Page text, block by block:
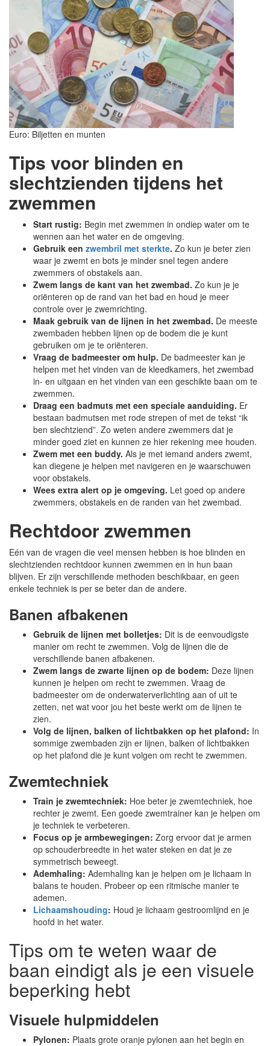
Euro: Biljetten en munten
Tips voor blinden en
slechtzienden tijdens het
zwemmen
Start rustig: Begin met zwemmen in ondiep water om te
wennen aan het water en de omgeving.
Gebruik een zwembril met sterkte. Zo kun je beter zien
waar je zwemt en bots je minder snel tegen andere
zwemmers of obstakels aan.
Zwem langs de kant van het zwembad. Zo kun je je
oriënteren op de rand van het bad en houd je meer
controle over je zwemrichting.
Maak gebruik van de lijnen in het zwembad. De meeste
zwembaden hebben lijnen op de bodem die je kunt
gebruiken om je te oriënteren.
Vraag de badmeester om hulp. De badmeester kan je
helpen met het vinden van de kleedkamers, het zwembad
in- en uitgaan en het vinden van een geschikte baan om te
zwemmen.
Draag een badmuts met een speciale aanduiding. Er
bestaan badmutsen met rode strepen of met de tekst “ik
ben slechtziend”. Zo weten andere zwemmers dat je
minder goed ziet en kunnen ze hier rekening mee houden.
Zwem met een buddy. Als je met iemand anders zwemt,
kan diegene je helpen met navigeren en je waarschuwen
voor obstakels.
Wees extra alert op je omgeving. Let goed op andere
zwemmers, obstakels en de randen van het zwembad.
Rechtdoor zwemmen
Eén van de vragen die veel mensen hebben is hoe blinden en
slechtzienden rechtdoor kunnen zwemmen en in hun baan
blijven. Er zijn verschillende methoden beschikbaar, en geen
enkele techniek is per se beter dan de andere.
Banen afbakenen
Gebruik de lijnen met bolletjes: Dit is de eenvoudigste
manier om recht te zwemmen. Volg de lijnen die de
verschillende banen afbakenen.
Zwem langs de zwarte lijnen op de bodem: Deze lijnen
kunnen je helpen om recht te zwemmen. Vraag de
badmeester om de onderwaterverlichting aan of uit te
zetten, net wat voor jou het beste werkt om de lijnen te
zien.
Volg de lijnen, balken of lichtbakken op het plafond: In
sommige zwembaden zijn er lijnen, balken of lichtbakken
op het plafond die je kunt volgen om recht te zwemmen.
Zwemtechniek
Train je zwemtechniek: Hoe beter je zwemtechniek, hoe
rechter je zwemt. Een goede zwemtrainer kan je helpen om
je techniek te verbeteren.
Focus op je armbewegingen: Zorg ervoor dat je armen
op schouderbreedte in het water steken en dat je ze
symmetrisch beweegt.
Ademhaling: Ademhaling kan je helpen om je lichaam in
balans te houden. Probeer op een ritmische manier te
ademen.
Lichaamshouding: Houd je lichaam gestroomlijnd en je
hoofd in het water.
Tips om te weten waar de
baan eindigt als je een visuele
beperking hebt
Visuele hulpmiddelen
Pylonen: Plaats grote oranje pylonen aan het begin en